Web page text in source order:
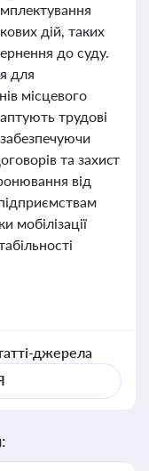
дій, таких
до суду.
для
місцевого
трудові
та захист
від
мобілізації
джерела